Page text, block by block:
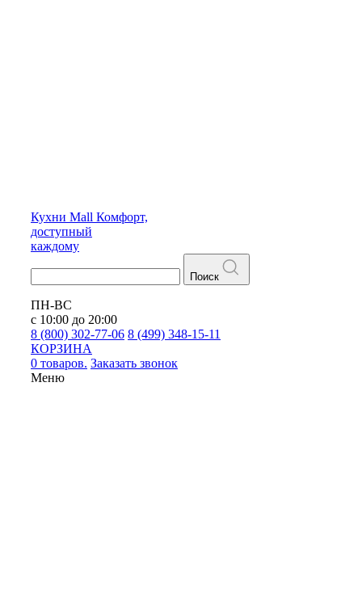
Кухни Mall Комфорт,
доступный
каждому
Поиск
ПН-ВС
с 10:00 до 20:00
8 (800) 302-77-06 8 (499) 348-15-11
КОРЗИНА
0 товаров. Заказать звонок
Меню